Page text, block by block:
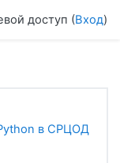
доступ (Вход)
в СРЦОД